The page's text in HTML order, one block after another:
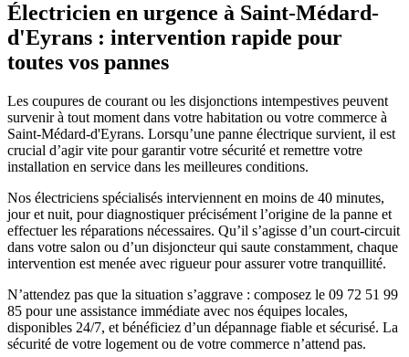
Électricien en urgence à Saint-Médard-
d'Eyrans : intervention rapide pour
toutes vos pannes
Les coupures de courant ou les disjonctions intempestives peuvent
survenir à tout moment dans votre habitation ou votre commerce à
Saint-Médard-d'Eyrans. Lorsqu’une panne électrique survient, il est
crucial d’agir vite pour garantir votre sécurité et remettre votre
installation en service dans les meilleures conditions.
Nos électriciens spécialisés interviennent en moins de 40 minutes,
jour et nuit, pour diagnostiquer précisément l’origine de la panne et
effectuer les réparations nécessaires. Qu’il s’agisse d’un court-circuit
dans votre salon ou d’un disjoncteur qui saute constamment, chaque
intervention est menée avec rigueur pour assurer votre tranquillité.
N’attendez pas que la situation s’aggrave : composez le 09 72 51 99
85 pour une assistance immédiate avec nos équipes locales,
disponibles 24/7, et bénéficiez d’un dépannage fiable et sécurisé. La
sécurité de votre logement ou de votre commerce n’attend pas.